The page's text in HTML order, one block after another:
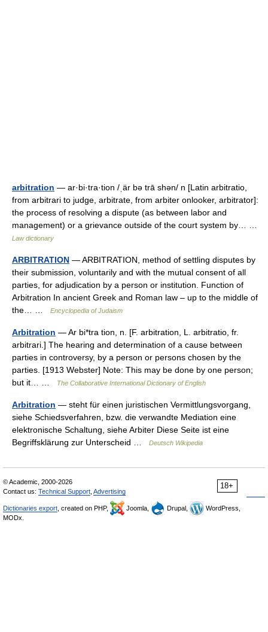
arbitration — ar·bi·tra·tion /ˌär bə trā shən/ n [Latin arbitratio,
from arbitrari to judge, arbitrate, from arbiter onlooker, arbitrator]:
the process of resolving a dispute (as between labor and
management) or a grievance outside of the court system by… …
Law dictionary
ARBITRATION — ARBITRATION, method of settling disputes by
their submission, voluntarily and with the mutual consent of all
parties, for adjudication by a person or institution. Function of
Arbitration In ancient Greek and Roman law – up to the middle of
the… …
Encyclopedia of Judaism
Arbitration — Ar bi*tra tion, n. [F. arbitration, L. arbitratio, fr.
arbitrari.] The hearing and determination of a cause between
parties in controversy, by a person or persons chosen by the
parties. [1913 Webster] Note: This may be done by one person;
but it… …
The Collaborative International Dictionary of English
Arbitration — steht für einen juristischen Vermittlungsvorgang,
siehe Schiedsverfahren, bzw. die verwandte Mediation eine
elektronische Schaltung, siehe Arbiter Diese Seite ist eine
Begriffsklärung zur Unterscheid …
Deutsch Wikipedia
18+
© Academic, 2000-2026
Contact us: Technical Support Advertising
Dictionaries export , created on PHP, Joomla, Drupal,
WordPress,
MODx.